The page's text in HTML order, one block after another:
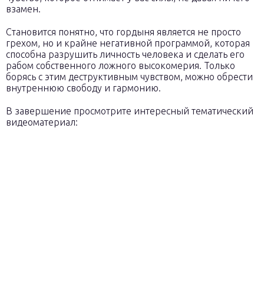
взамен.
Становится понятно, что гордыня является не просто
грехом, но и крайне негативной программой, которая
способна разрушить личность человека и сделать его
рабом собственного ложного высокомерия. Только
борясь с этим деструктивным чувством, можно обрести
внутреннюю свободу и гармонию.
В завершение просмотрите интересный тематический
видеоматериал: